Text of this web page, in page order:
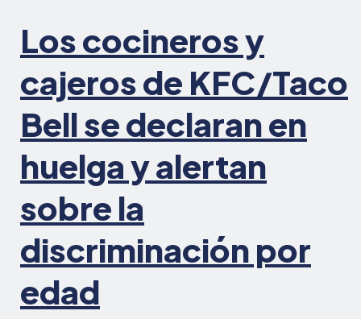
Los cocineros y
cajeros de KFC/Taco
Bell se declaran en
huelga y alertan
sobre la
discriminación por
edad